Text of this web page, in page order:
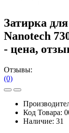
Затирка
Nanotech
- цена,
Отзывы:
(0)
Код Товара:
Наличие: 31